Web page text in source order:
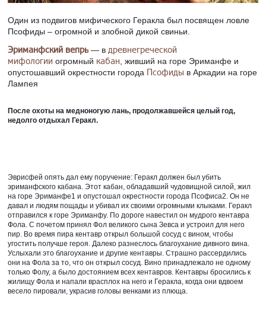
Один из подвигов мифического Геракла был посвящен ловле
Псофиды – огромной и злобной дикой свиньи.
Эриманфский вепрь — в древнегреческой
мифологии огромный кабан , живший на горе Эриманфе и
опустошавший окрестности города Псофиды в Аркадии на горе
Лампея
После охоты на медноногую лань, продолжавшейся целый год,
недолго отдыхал Геракл.
Эврисфей опять дал ему поручение: Геракл должен был убить
эриманфского кабана. Этот кабан, обладавший чудовищной силой, жил
на горе Эриманфе1 и опустошал окрестности города Псофиса2. Он не
давал и людям пощады и убивал их своими огромными клыками. Геракл
отправился к горе Эриманфу. По дороге навестил он мудрого кентавра
Фола. С почетом принял Фол великого сына Зевса и устроил для него
пир. Во время пира кентавр открыл большой сосуд с вином, чтобы
угостить получше героя. Далеко разнеслось благоухание дивного вина.
Услыхали это благоухание и другие кентавры. Страшно рассердились
они на Фола за то, что он открыл сосуд. Вино принадлежало не одному
только Фолу, а было достоянием всех кентавров. Кентавры бросились к
жилищу Фола и напали врасплох на него и Геракла, когда они вдвоем
весело пировали, украсив головы венками из плюща.